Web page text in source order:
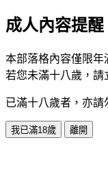
成人內容提醒
本部落格內容僅限年
若您未滿十八歲，請
已滿十八歲者，亦請
我已滿18歲 離開